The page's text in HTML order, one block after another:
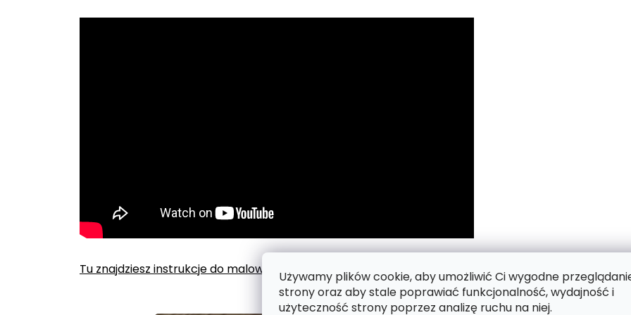
Używamy plików cookie, aby umożliwić Ci wygodne
strony oraz aby stale poprawiać funkcjonalność, wydajność i
użyteczność strony poprzez analizę ruchu na niej.
Tu znajdziesz instrukcje do malowania po numerach.